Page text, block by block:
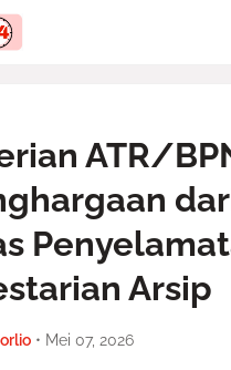
ATR/
Arsip
• Mei 07, 2026